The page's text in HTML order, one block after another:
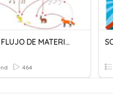
ECOLOGÍA 7 FLUJO DE MATERIA Y ENERGÍA
464